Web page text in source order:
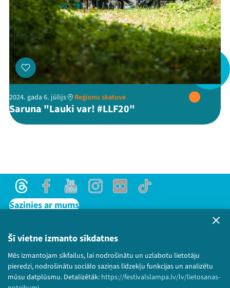
Šī vietne izmanto sīkdatnes
Mēs izmantojam sīkfailus, lai nodrošinātu un uzlabotu lietotāju
pieredzi, nodrošinātu sociālo saziņas līdzekļu funkcijas un analizētu
mūsu datplūsmu. Detalizētāk: https://festivalslampa.lv/lv/lietosanas-
ThreadsFacebookYoutube
X TikTok
2024. gada 6. jūlijs Reģionu skatuve
Saruna "Lauki var! #LLF20"
ThreadsFacebookYoutubeInstagram
Flick TikTok
Sazinies ar mums
Lietošanas noteikumi un sīkdatņu politika
Bērnu aizsardzības politika
© 2026 Sarunu festivāls LAMPA Visas tiesības
paturētas.